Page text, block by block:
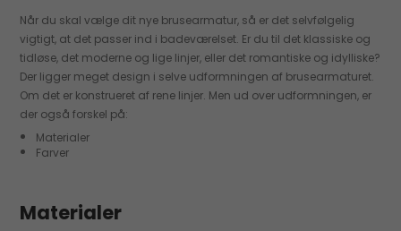
Når du skal vælge dit nye brusearmatur, så er det selvfølgelig
vigtigt, at det passer ind i badeværelset. Er du til det klassiske og
tidløse, det moderne og lige linjer, eller det romantiske og idylliske?
Der ligger meget design i selve udformningen af brusearmaturet.
Om det er konstrueret af rene linjer. Men ud over udformningen, er
der også forskel på:
Materialer
Farver
Materialer